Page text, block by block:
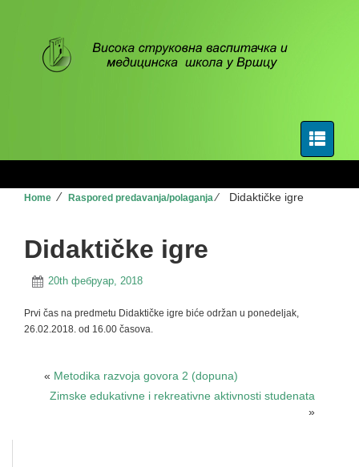
Home ⁄ Raspored predavanja/polaganja⁄ Didaktičke igre
Didaktičke igre
20th фебруар, 2018
Prvi čas na predmetu Didaktičke igre biće održan u ponedeljak,
26.02.2018. od 16.00 časova.
« Metodika razvoja govora 2 (dopuna)
Zimske edukativne i rekreativne aktivnosti studenata
»